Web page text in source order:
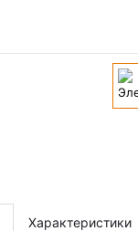
Характеристики